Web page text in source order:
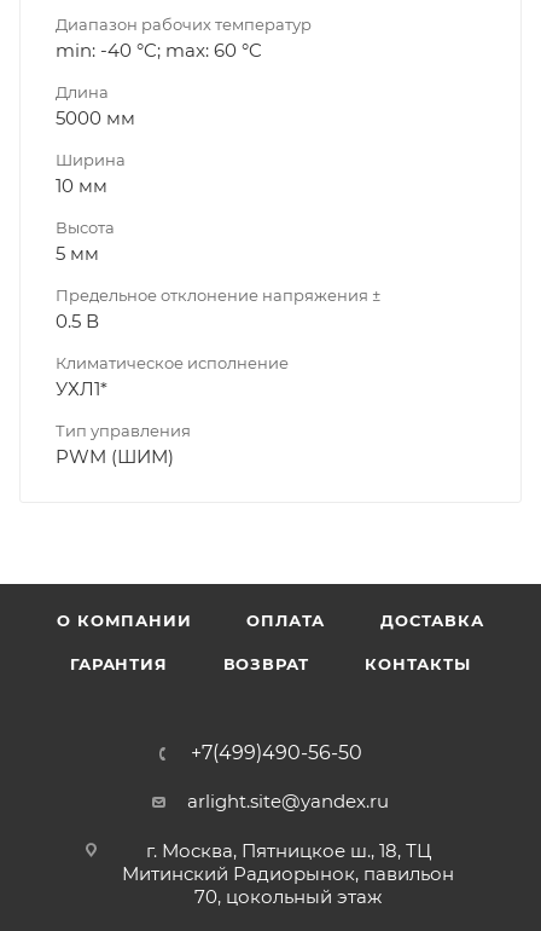
Диапазон рабочих температур
min: -40 °C; max: 60 °C
Длина
5000 мм
Ширина
10 мм
Высота
5 мм
Предельное отклонение напряжения ±
0.5 В
Климатическое исполнение
УХЛ1*
Тип управления
PWM (ШИМ)
О КОМПАНИИ ОПЛАТА ДОСТАВКА
ГАРАНТИЯ ВОЗВРАТ КОНТАКТЫ
+7(499)490-56-50
arlight.site@yandex.ru
г. Москва, Пятницкое ш., 18, ТЦ
Митинский Радиорынок, павильон
70, цокольный этаж